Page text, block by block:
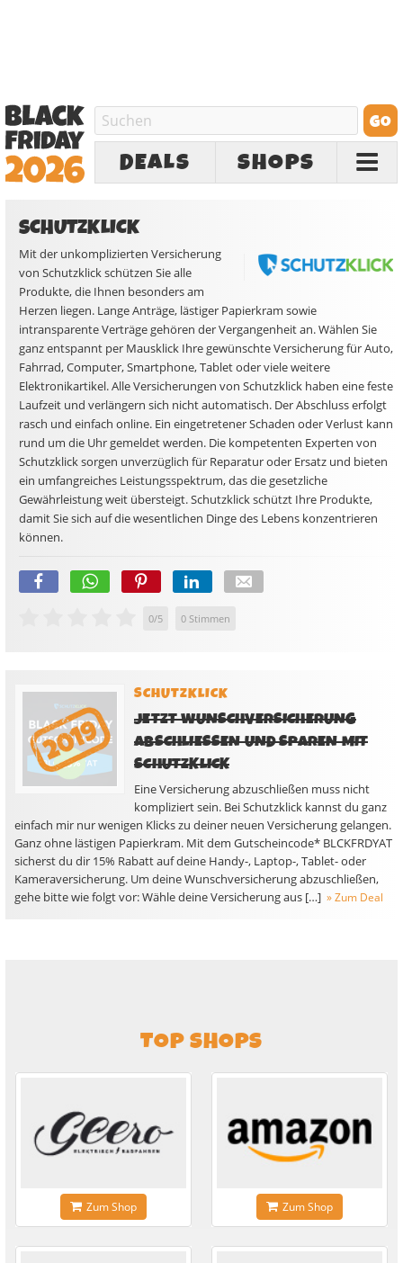
DEALS SHOPS
SCHUTZKLICK
Mit der unkomplizierten Versicherung
von Schutzklick schützen Sie alle
Produkte, die Ihnen besonders am
Herzen liegen. Lange Anträge, lästiger Papierkram sowie
intransparente Verträge gehören der Vergangenheit an. Wählen Sie
ganz entspannt per Mausklick Ihre gewünschte Versicherung für Auto,
Fahrrad, Computer, Smartphone, Tablet oder viele weitere
Elektronikartikel. Alle Versicherungen von Schutzklick haben eine feste
Laufzeit und verlängern sich nicht automatisch. Der Abschluss erfolgt
rasch und einfach online. Ein eingetretener Schaden oder Verlust kann
rund um die Uhr gemeldet werden. Die kompetenten Experten von
Schutzklick sorgen unverzüglich für Reparatur oder Ersatz und bieten
ein umfangreiches Leistungsspektrum, das die gesetzliche
Gewährleistung weit übersteigt. Schutzklick schützt Ihre Produkte,
damit Sie sich auf die wesentlichen Dinge des Lebens konzentrieren
können.
0/5 0 Stimmen
SCHUTZKLICK
JETZT WUNSCHVERSICHERUNG
ABSCHLIESSEN UND SPAREN MIT S
CHUTZKLICK
Eine Versicherung abzuschließen muss nicht
kompliziert sein. Bei Schutzklick kannst du ganz
einfach mir nur wenigen Klicks zu deiner neuen Versicherung gelangen.
Ganz ohne lästigen Papierkram. Mit dem Gutscheincode* BLCKFRDYAT
sicherst du dir 15% Rabatt auf deine Handy-, Laptop-, Tablet- oder
Kameraversicherung. Um deine Wunschversicherung abzuschließen,
gehe bitte wie folgt vor: Wähle deine Versicherung aus […] » Zum Deal
TOP SHOPS
Zum Shop Zum Shop